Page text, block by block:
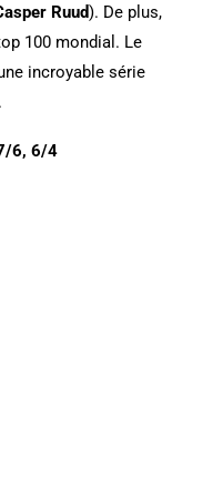
Ruud). De plus,
100 mondial. Le
incroyable série
6, 6/4